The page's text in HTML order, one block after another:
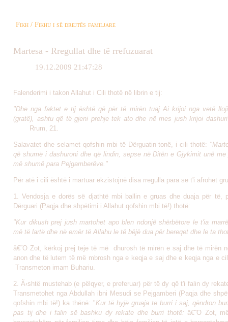
Fikh / Fikhu i së drejtës familjare
Martesa - Rregullat dhe të rrefuzuarat
19.12.2009 21:47:28
Falenderimi i takon Allahut i Cili thotë në librin e tij:
"Dhe nga faktet e tij është që për të mirën tuaj Ai krijoi nga vetë
(gratë), ashtu që të gjeni prehje tek ato dhe në mes jush krijoi
Rrum, 21.
Salavatet dhe selamet qofshin mbi të Dërguatin tonë, i cili thotë:
që shumë i dashuroni dhe që lindin, sepse në Ditën e Gjykimit unë
më shumë para Pejgamberëve."
Për atë i cili është i martuar ekzistojnë disa rregulla para se t'i afrohet
1. Vendosja e dorës së djathtë mbi ballin e gruas dhe duaja për të,
Dërguari (Paqja dhe shpëtimi i Allahut qofshin mbi të!) thotë:
"Kur dikush prej jush martohet apo blen ndonjë shërbëtore le t'ia
më të lartë dhe në emër të Allahu le të bëjë dua për bereqet dhe le ta
â€˜O Zot, kërkoj prej teje të më dhurosh të mirën e saj dhe të mirën
anon dhe të lutem të më mbrosh nga e keqja e saj dhe e keqja nga e
Transmeton imam Buhariu.
2. Ã‹shtë mustehab (e pëlqyer, e preferuar) për të dy që t'i falin dy
Transmetohet nga Abdullah ibni Mesudi se Pejgamberi (Paqja dhe
qofshin mbi të!) ka thënë: "Kur të hyjë gruaja te burri i saj, qëndron
pas tij dhe i falin së bashku dy rekate dhe burri thotë: â€˜O Zot,